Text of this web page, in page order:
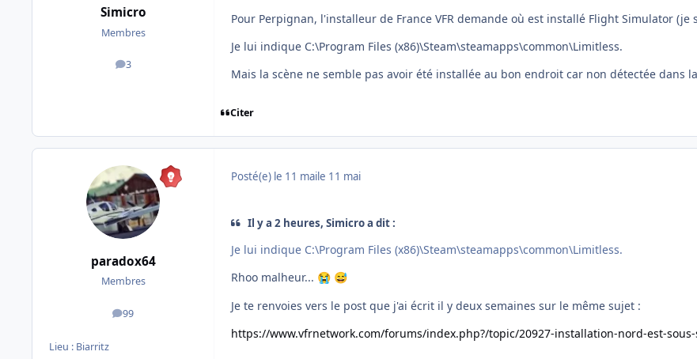
Simicro
Membres
3
messages
Pour Perpignan, l'installeur de France VFR demande où est installé Flight Simulator (je
Je lui indique C:\Program Files (x86)\Steam\steamapps\common\Limitless.
Mais la scène ne semble pas avoir été installée au bon endroit car non détectée dans
Citer
paradox64
Membres
99
messages
Lieu : Biarritz
Posté(e) le 11 maile 11 mai
Il y a 2 heures, Simicro a dit :
Je lui indique C:\Program Files (x86)\Steam\steamapps\common\Limitless.
Rhoo malheur... 😭 😅
Je te renvoies vers le post que j'ai écrit il y deux semaines sur le même sujet :
https://www.vfrnetwork.com/forums/index.php?/topic/20927-installation-nord-est-